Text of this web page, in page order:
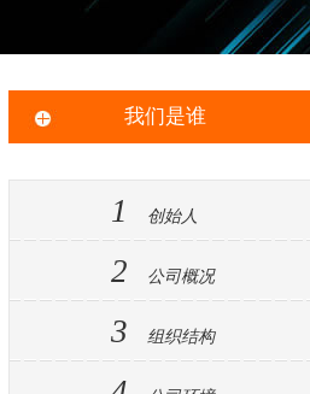
我们是谁
1 创始人
2 公司概况
3 组织结构